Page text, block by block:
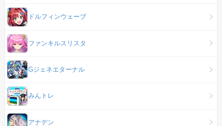
ドルフィンウェーブ
ファンキルスリスタ
Gジェネエターナル
みんトレ
アナデン